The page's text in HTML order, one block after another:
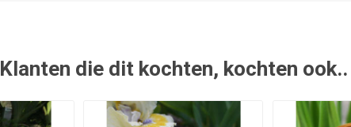
Klanten die dit kochten, kochten ook..